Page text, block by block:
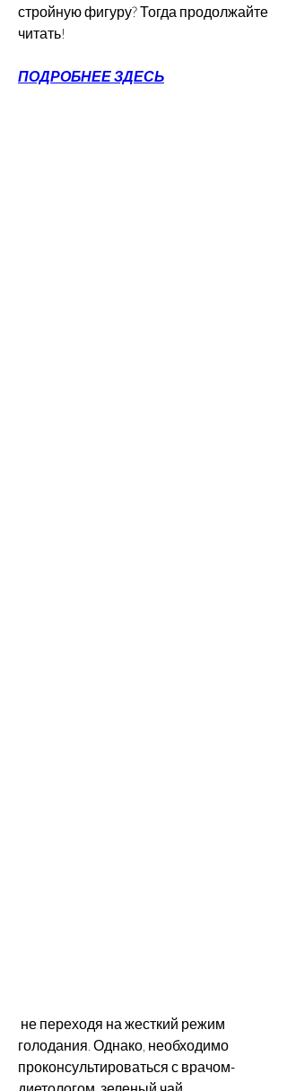
стройную фигуру? Тогда продолжайте
читать!
ПОДРОБНЕЕ ЗДЕСЬ
голодания. Однако, необходимо
проконсультироваться с врачом-